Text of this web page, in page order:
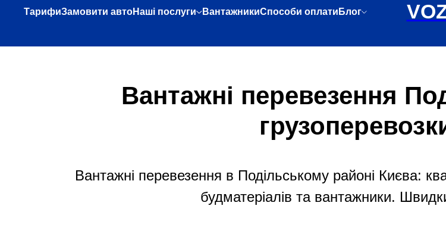
ТарифиЗамовити автоНаші послуги ВантажникиСпособи оплати Блог
Вантажні перевезення
Вантажні перевезення в Подільському районі Києва:
будматеріалів та вантажники.